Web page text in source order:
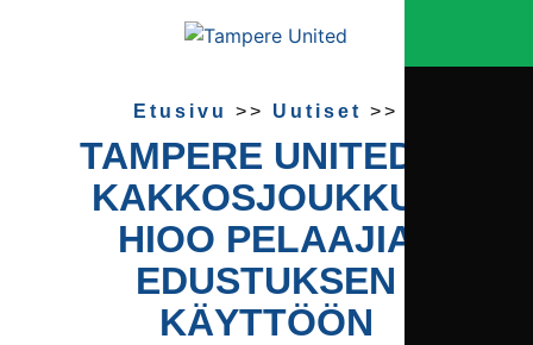
Etusivu >> Uutiset >>
TAMPERE UNITEDIN
KAKKOSJOUKKUE
HIOO PELAAJIA
EDUSTUKSEN
KÄYTTÖÖN